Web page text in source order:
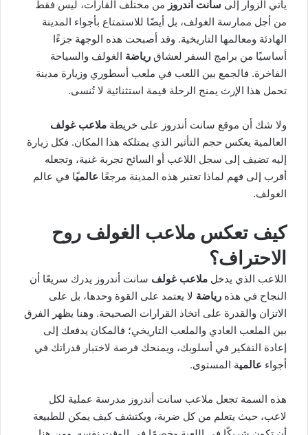
يأتي الزوار إلى سانت أندروز من مختلف القارات، ليس فقط
من أجل ممارسة الغولف، بل أيضًا للاستمتاع بأجواء المدينة
الهادئة ومعالمها التاريخية. وقد أصبحت هذه الوجهة جزءًا
أساسيًا من برامج السفر لعشاق رياضة الغولف والسياحة
الفاخرة. فالجمع بين اللعب في ملعب أسطوري وزيارة مدينة
تحمل هذا الإرث يمنح الرحلة قيمة استثنائية لا تُنسى.
ولا شك أن موقع سانت أندروز على خريطة ملاعب غولف
العالمية يعكس حجم التأثير الذي يمتلكه هذا المكان. فكل زيارة
إليه تضيف إلى سجل اللاعب أو السائح تجربة غنية، وتجعله
أقرب إلى فهم لماذا تعتبر هذه المدينة مرجعًا عالميًا في عالم
الغولف.
كيف تعكس ملاعب الغولف روح
الاحتراف؟
اللاعب الذي يدخل ملاعب غولف سانت أندروز يدرك سريعًا أن
النجاح في هذه رياضة لا يعتمد على القوة وحدها، بل على
الاتزان والقدرة على اتخاذ القرارات الصحيحة. وهنا يظهر الفرق
بين الملعب العادي والملعب التاريخي؛ فالمكان يدفعك إلى
إعادة التفكير في أسلوبك، ويمنحك فرصة لاختبار قدراتك في
أجواء عالمية المستوى.
هذه السمة تجعل ملاعب سانت أندروز مدرسة عملية لكل
لاعب، حيث يتعلم من كل ضربة، ويكتشف كيف يمكن للطبيعة